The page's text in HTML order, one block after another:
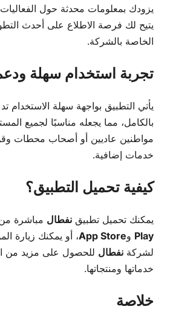
يزودك بمعلومات محدثة حول الفعاليات
يتيح لك فرصة الاطلاع على أحدث
الخاصة بالشركة.
تجربة استخدام سهلة ودعم
يأتي التطبيق بواجهة سهلة الاستخدام
بالكامل، مما يجعله مناسبًا لجميع
مواطنين عاديين أو أصحاب محطات
خدمات إضافية.
كيفية تحميل التطبيق؟
يمكنك تحميل تطبيق نفطال مباشرة
Play وApp Store، أو يمكنك زيارة
لشركة نفطال للحصول على مزيد من
خدماتها ومنتجاتها.
خلاصة